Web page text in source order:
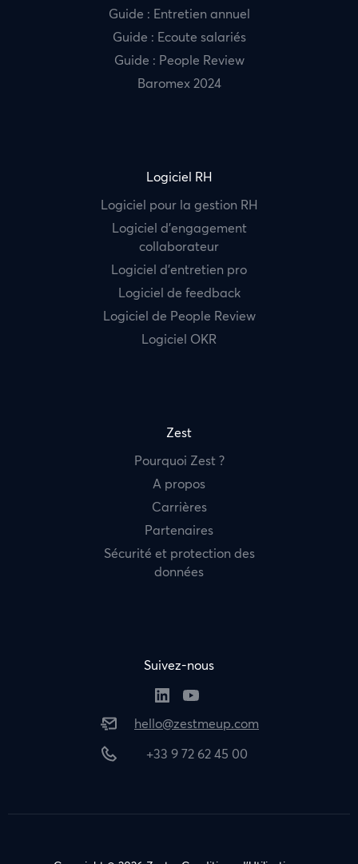
Guide : Entretien annuel
Guide : Ecoute salariés
Guide : People Review
Baromex 2024
Logiciel RH
Logiciel pour la gestion RH
Logiciel d’engagement
collaborateur
Logiciel d’entretien pro
Logiciel de feedback
Logiciel de People Review
Logiciel OKR
Zest
Pourquoi Zest ?
A propos
Carrières
Partenaires
Sécurité et protection des
données
Suivez-nous
hello@zestmeup.com
+33 9 72 62 45 00